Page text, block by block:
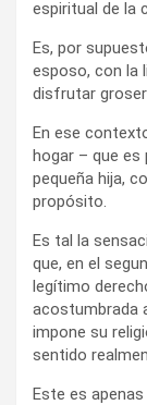
espiritual de la
Es, por
esposo, con la
disfrutar
En ese
hogar – que es
pequeña hija,
propósito.
Es tal la
que, en el
legítimo
acostumbrada
impone su
sentido
Este es